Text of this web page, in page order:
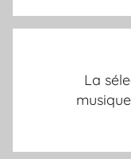
La